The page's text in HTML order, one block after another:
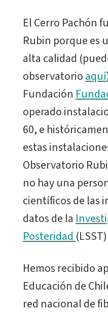
El Cerro Pachón
Rubin porque es
alta calidad
observatorioaquí
Fundación
operado
60, e
estas
Observatorio
no hay una
científicos de las
datos de la
Posteridad
Hemos recibido
Educación de
red nacional de